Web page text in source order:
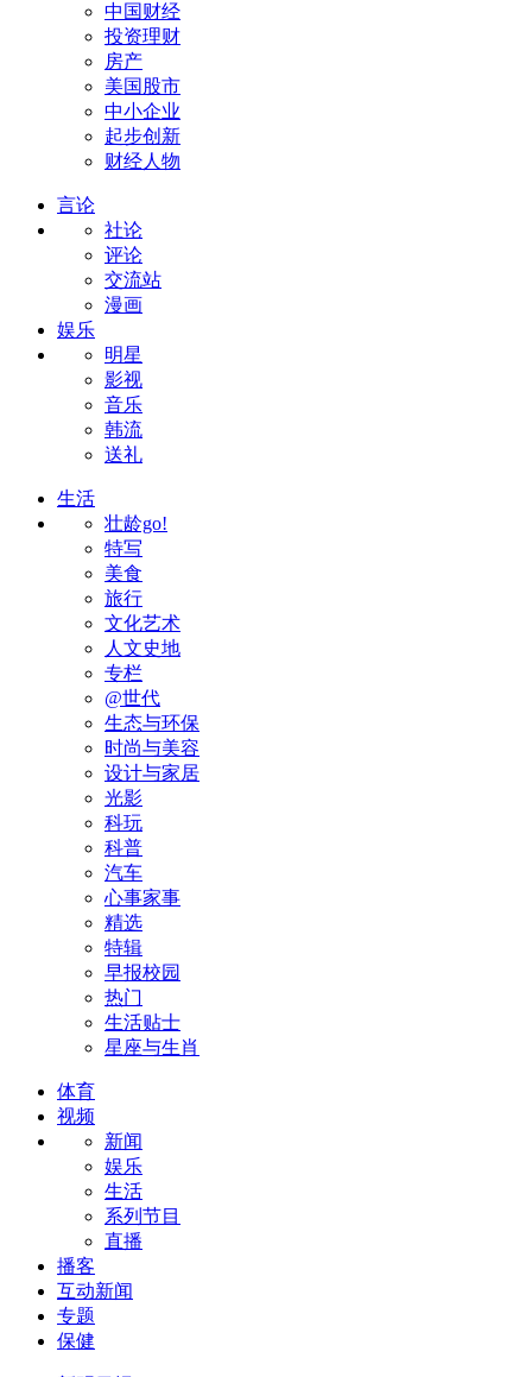
中国财经
投资理财
房产
美国股市
中小企业
起步创新
财经人物
言论
社论
评论
交流站
漫画
娱乐
明星
影视
音乐
韩流
送礼
生活
壮龄go!
特写
美食
旅行
文化艺术
人文史地
专栏
@世代
生态与环保
时尚与美容
设计与家居
光影
科玩
科普
汽车
心事家事
精选
特辑
早报校园
热门
生活贴士
星座与生肖
体育
视频
新闻
娱乐
生活
系列节目
直播
播客
互动新闻
专题
保健